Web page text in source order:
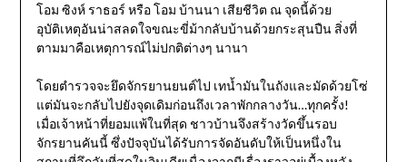
โอม ซิงห์ ราธอร์ หรือ โอม บ้านนา เสียชีวิต ณ จุดนี้ด้วย
อุบัติเหตุอันน่าสลดใจขณะขี่ม้ากลับบ้านด้วยกระสุนปืน สิ่งที่
ตามมาคือเหตุการณ์ไม่ปกติต่างๆ นานา
โดยตำรวจจะยึดจักรยานยนต์ไป เทน้ำมันในถังและมัดด้วยโซ่
แต่มันจะกลับไปยังจุดเดิมก่อนถึงเวลาพักกลางวัน…ทุกครั้ง!
เมื่อเจ้าหน้าที่ยอมแพ้ในที่สุด ชาวบ้านจึงสร้างวัดขึ้นรอบ
จักรยานคันนี้ ซึ่งปัจจุบันได้รับการจัดอันดับให้เป็นหนึ่งใน